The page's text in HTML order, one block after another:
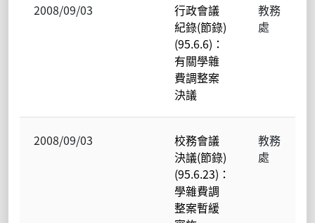
2008/09/03
行政會議
紀錄(節錄)
(95.6.6)：
有關學雜
費調整案
決議
教務
處
2008/09/03
校務會議
決議(節錄)
(95.6.23)：
學雜費調
整案暫緩
教務
處